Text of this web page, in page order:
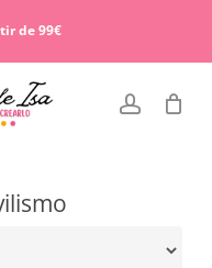
de 99€
account
Cart